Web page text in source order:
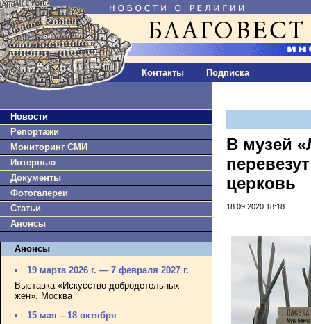
Контакты Подписка
Новости
Репортажи
Мониторинг СМИ
Интервью
Документы
Фотогалереи
Статьи
Анонсы
Анонсы
19 марта 2026 г. — 7 февраля 2027 г.
Выставка «Искусство добродетельных
жен». Москва
15 мая – 18 октября
В музей
церковь
18.09.2020 18:18